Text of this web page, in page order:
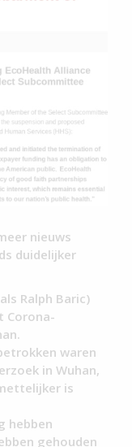
nieuws
duidelijker
Ralph Baric)
Corona-
waren
in Wuhan,
is
hebben
gehouden